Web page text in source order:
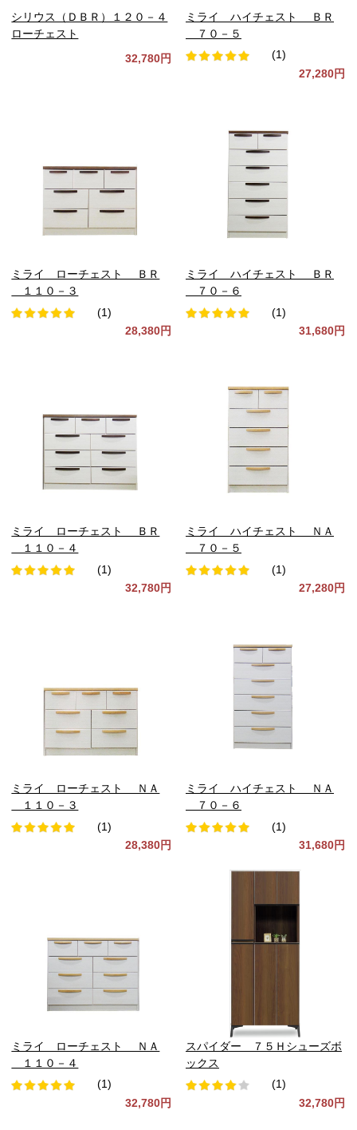
シリウス（ＤＢＲ）１２０－４
ローチェスト
32,780円
ミライ ハイチェスト ＢＲ
７０－５
(1)
27,280円
ミライ ローチェスト ＢＲ
１１０－３
(1)
28,380円
ミライ ハイチェスト ＢＲ
７０－６
(1)
31,680円
ミライ ローチェスト ＢＲ
１１０－４
(1)
32,780円
ミライ ハイチェスト ＮＡ
７０－５
(1)
27,280円
ミライ ローチェスト ＮＡ
１１０－３
(1)
28,380円
ミライ ハイチェスト ＮＡ
７０－６
(1)
31,680円
ミライ ローチェスト ＮＡ
１１０－４
(1)
32,780円
スパイダー ７５Ｈシューズボ
ックス
(1)
32,780円